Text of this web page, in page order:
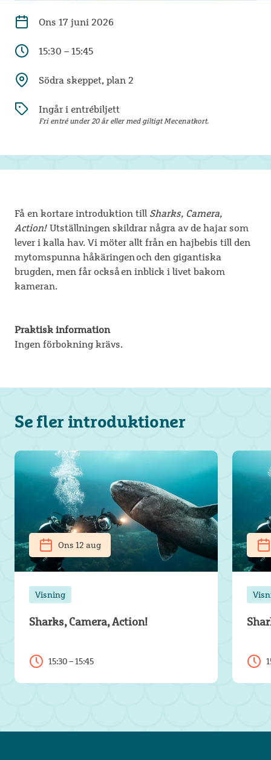
Ons 17 juni 2026
15:30 – 15:45
Södra skeppet, plan 2
Ingår i entrébiljett
Fri entré under 20 år eller med giltigt Mecenatkort.
Få en kortare introduktion till Sharks, Camera,
Action!Utställningen skildrar några av de hajar som
lever i kalla hav. Vi möter allt från en hajbebis till den
mytomspunna håkäringen och den gigantiska
brugden, men får också en inblick i livet bakom
kameran.
Praktisk information
Ingen förbokning krävs.
Se fler introduktioner
Ons 12 aug
Visning
Sharks, Camera, Action!
15:30 – 15:45